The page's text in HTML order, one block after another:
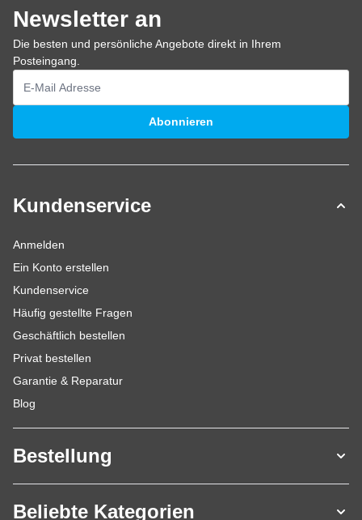
Newsletter an
Die besten und persönliche Angebote direkt in Ihrem
Posteingang.
E-Mailadresse
Abonnieren
Kundenservice
Anmelden
Ein Konto erstellen
Kundenservice
Häufig gestellte Fragen
Geschäftlich bestellen
Privat bestellen
Garantie & Reparatur
Blog
Bestellung
Beliebte Kategorien